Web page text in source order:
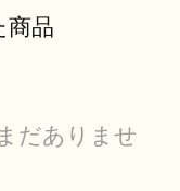
商品
だありませ